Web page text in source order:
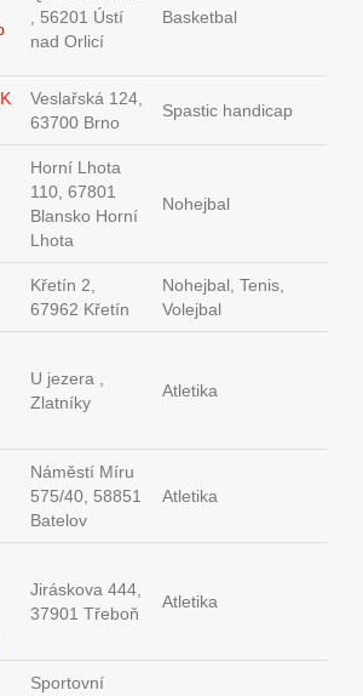
, 56201 Ústí
nad Orlicí
Basketbal
Veslařská 124,
63700 Brno
Spastic handicap
Horní Lhota
110, 67801
Blansko Horní
Lhota
Nohejbal
Křetín 2,
67962 Křetín
Nohejbal, Tenis,
Volejbal
U jezera ,
Zlatníky
Atletika
Náměstí Míru
575/40, 58851
Batelov
Atletika
Jiráskova 444,
37901 Třeboň
Atletika
Sportovní